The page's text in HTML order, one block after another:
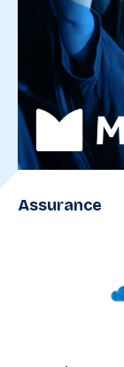
Assurance